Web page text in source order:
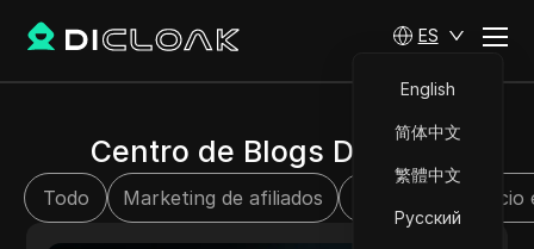
ES
English
简体中文
繁體中文
Русский
Centro de Blogs DICloak
Todo Marketing de afiliados